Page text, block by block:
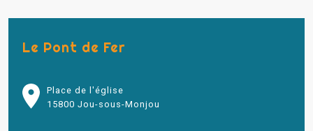
Le Pont de Fer
Place de l'église
15800 Jou-sous-Monjou